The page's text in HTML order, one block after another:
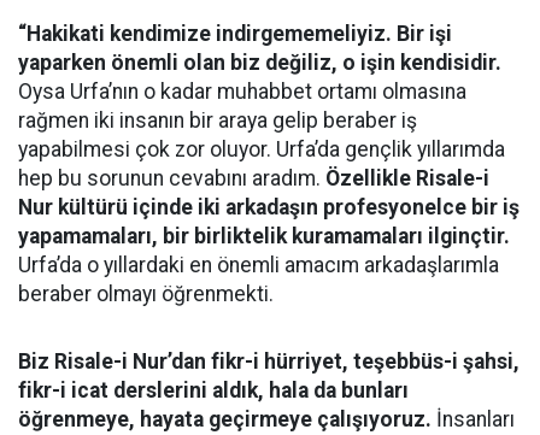
“Hakikati kendimize indirgememeliyiz. Bir işi
yaparken önemli olan biz değiliz, o işin kendisidir.
Oysa Urfa’nın o kadar muhabbet ortamı olmasına
rağmen iki insanın bir araya gelip beraber iş
yapabilmesi çok zor oluyor. Urfa’da gençlik yıllarımda
hep bu sorunun cevabını aradım. Özellikle Risale-i
Nur kültürü içinde iki arkadaşın profesyonelce bir iş
yapamamaları, bir birliktelik kuramamaları ilginçtir.
Urfa’da o yıllardaki en önemli amacım arkadaşlarımla
beraber olmayı öğrenmekti.
Biz Risale-i Nur’dan fikr-i hürriyet, teşebbüs-i şahsi,
fikr-i icat derslerini aldık, hala da bunları
öğrenmeye, hayata geçirmeye çalışıyoruz. İnsanları